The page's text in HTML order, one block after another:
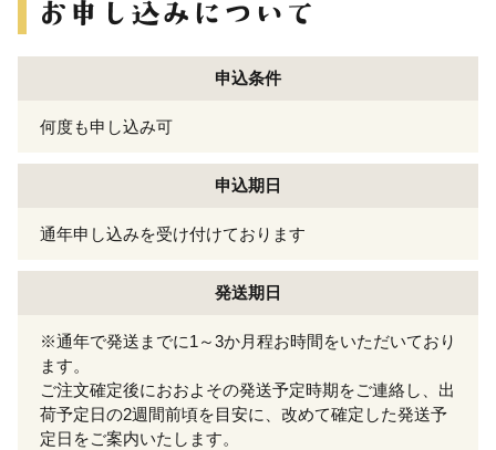
申込条件
何度も申し込み可
申込期日
通年申し込みを受け付けております
発送期日
※通年で発送までに1～3か月程お時間をいただいており
ます。
ご注文確定後におおよその発送予定時期をご連絡し、出
荷予定日の2週間前頃を目安に、改めて確定した発送予
定日をご案内いたします。